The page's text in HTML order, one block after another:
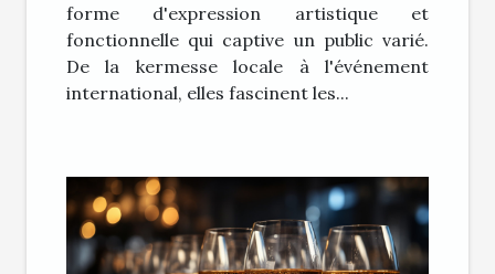
forme d'expression artistique et
fonctionnelle qui captive un public varié.
De la kermesse locale à l'événement
international, elles fascinent les...